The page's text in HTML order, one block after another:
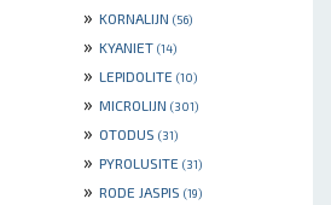
» KORNALIJN (56)
» KYANIET (14)
» LEPIDOLITE (10)
» MICROLIJN (301)
» OTODUS (31)
» PYROLUSITE (31)
» RODE JASPIS (19)